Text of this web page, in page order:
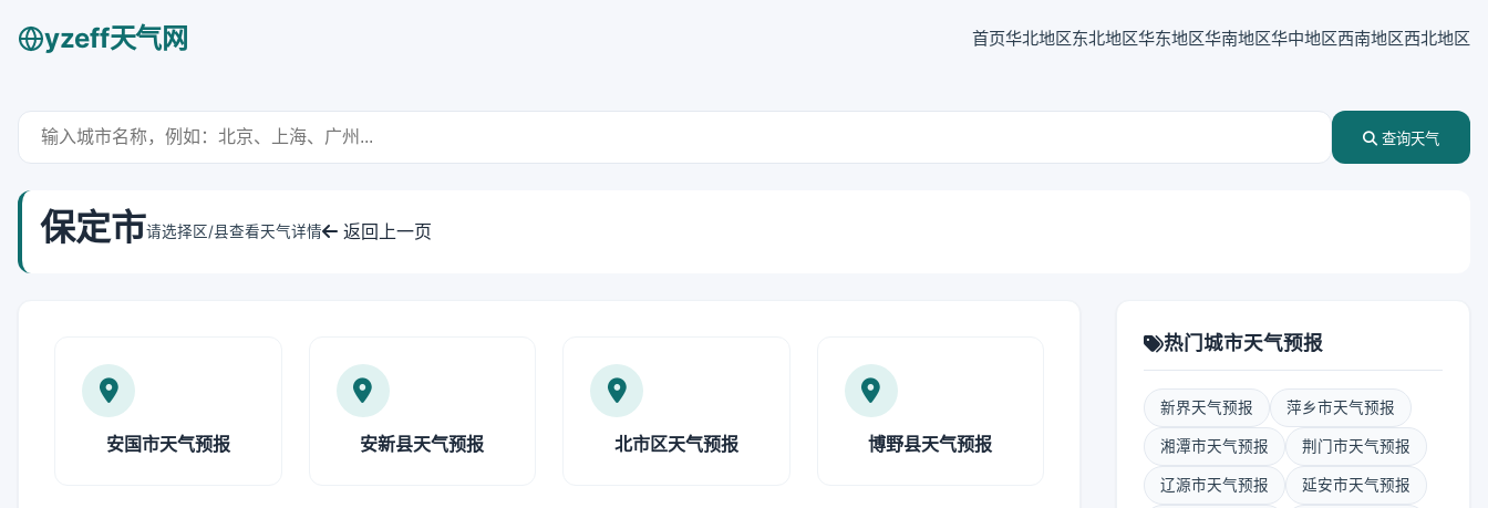
yzeff天气网 首页华北地区东北地区华东地区华南地区华中地区西南地区西北地区
查询天气
保定市请选择区/县查看天气详情 返回上一页
安国市天气预报 安新县天气预报 北市区天气预报 博野县天气预报
热门城市天气预报
新界天气预报 萍乡市天气预报
湘潭市天气预报 荆门市天气预报
辽源市天气预报 延安市天气预报